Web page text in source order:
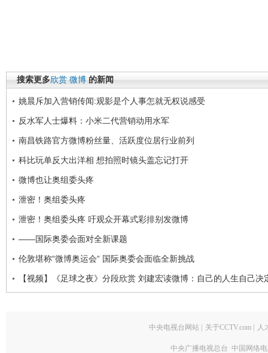
搜索更多欣赏 微博 的新闻
姚晨斥加入营销传闻:观影是个人事怎就无权说感受
反水军人士爆料：小米二代营销动用水军
南昌铁路官方微博粉丝量、活跃度位居行业前列
科比玩单反大出洋相 想拍照时镜头盖忘记打开
微博也让奥组委头疼
泄密！奥组委头疼
泄密！奥组委头疼 吁观众开幕式彩排别发微博
——国际奥委会面对全新课题
伦敦堪称“微博奥运会“ 国际奥委会面临全新挑战
【视频】《足球之夜》分段欣赏 刘建宏读微博：自己的人生自己决
中央电视台网站 关于CCTV.com 人
中央广播电视总台 中国网络